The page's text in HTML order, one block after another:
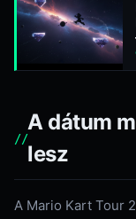
A dátum
lesz
A Mario Kart Tour